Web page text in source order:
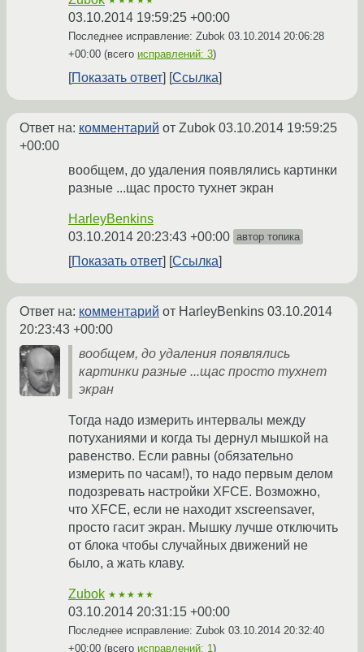
03.10.2014 19:59:25 +00:00
Последнее исправление: Zubok 03.10.2014 20:06:28
+00:00 (всего исправлений: 3)
Показать ответ Ссылка
Ответ на: комментарий от Zubok 03.10.2014 19:59:25
+00:00
вообщем, до удаления появлялись картинки
разные ...щас просто тухнет экран
HarleyBenkins
03.10.2014 20:23:43 +00:00 автор топика
Показать ответ Ссылка
Ответ на: комментарий от HarleyBenkins 03.10.2014
20:23:43 +00:00
вообщем, до удаления появлялись
картинки разные ...щас просто тухнет
экран
Тогда надо измерить интервалы между
потуханиями и когда ты дернул мышкой на
равенство. Если равны (обязательно
измерить по часам!), то надо первым делом
подозревать настройки XFCE. Возможно,
что XFCE, если не находит xscreensaver,
просто гасит экран. Мышку лучше отключить
от блока чтобы случайных движений не
было, а жать клаву.
Zubok ★★★★★
03.10.2014 20:31:15 +00:00
Последнее исправление: Zubok 03.10.2014 20:32:40
+00:00 (всего исправлений: 1)